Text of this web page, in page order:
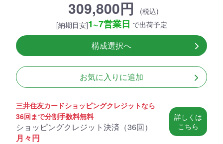
309,800円
(税込)
[納期目安]1~7営業日 で出荷予定
構成選択へ
お気に入りに追加
三井住友カードショッピングクレジットなら
36回まで分割手数料無料
ショッピングクレジット決済（36回）
月々円
詳しくは
こちら